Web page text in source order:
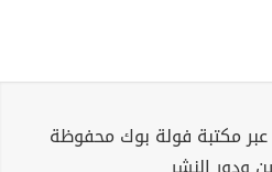
مكتبة فولة بوك محفوظة